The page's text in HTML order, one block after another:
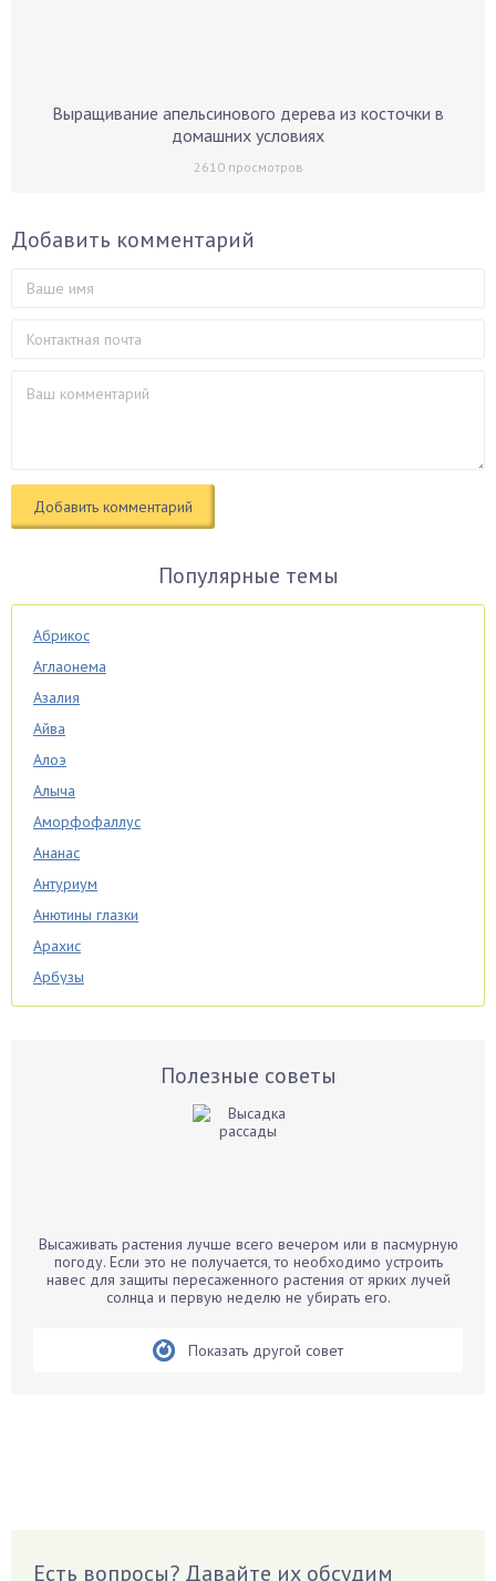
Выращивание апельсинового дерева из косточки в
домашних условиях
2610просмотров
Добавить комментарий
Популярные темы
Абрикос
Аглаонема
Азалия
Айва
Алоэ
Алыча
Аморфофаллус
Ананас
Антуриум
Анютины глазки
Арахис
Арбузы
Аспарагус
Бархатцы
Бегония
Вешенки
Полезные советы
Высаживать растения лучше всего вечером или в пасмурную
погоду. Если это не получается, то необходимо устроить
навес для защиты пересаженного растения от ярких лучей
солнца и первую неделю не убирать его.
Показать другой совет
Есть вопросы? Давайте их обсудим